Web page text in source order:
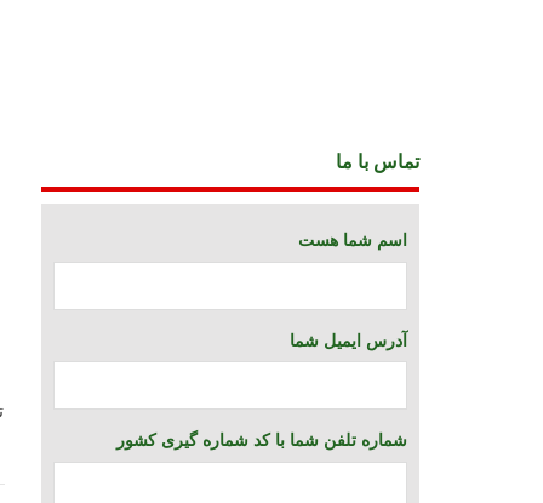
تماس با ما
اسم شما هست
آدرس ایمیل شما
شماره تلفن شما با کد شماره گیری کشور